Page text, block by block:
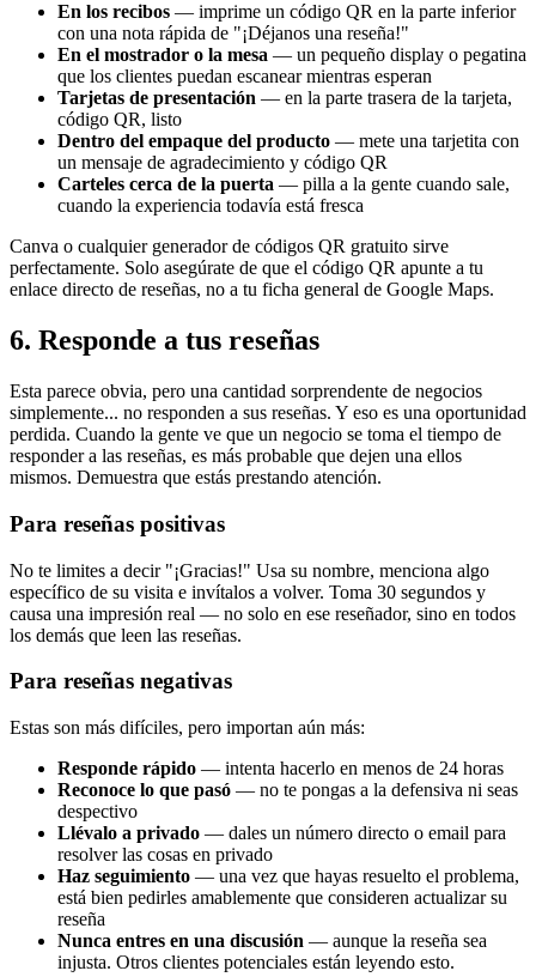
En los recibos — imprime un código QR en la parte inferior
con una nota rápida de "¡Déjanos una reseña!"
En el mostrador o la mesa — un pequeño display o pegatina
que los clientes puedan escanear mientras esperan
Tarjetas de presentación — en la parte trasera de la tarjeta,
código QR, listo
Dentro del empaque del producto — mete una tarjetita con
un mensaje de agradecimiento y código QR
Carteles cerca de la puerta — pilla a la gente cuando sale,
cuando la experiencia todavía está fresca
Canva o cualquier generador de códigos QR gratuito sirve
perfectamente. Solo asegúrate de que el código QR apunte a tu
enlace directo de reseñas, no a tu ficha general de Google Maps.
6. Responde a tus reseñas
Esta parece obvia, pero una cantidad sorprendente de negocios
simplemente... no responden a sus reseñas. Y eso es una oportunidad
perdida. Cuando la gente ve que un negocio se toma el tiempo de
responder a las reseñas, es más probable que dejen una ellos
mismos. Demuestra que estás prestando atención.
Para reseñas positivas
No te limites a decir "¡Gracias!" Usa su nombre, menciona algo
específico de su visita e invítalos a volver. Toma 30 segundos y
causa una impresión real — no solo en ese reseñador, sino en todos
los demás que leen las reseñas.
Para reseñas negativas
Estas son más difíciles, pero importan aún más:
Responde rápido — intenta hacerlo en menos de 24 horas
Reconoce lo que pasó — no te pongas a la defensiva ni seas
despectivo
Llévalo a privado — dales un número directo o email para
resolver las cosas en privado
Haz seguimiento — una vez que hayas resuelto el problema,
está bien pedirles amablemente que consideren actualizar su
reseña
Nunca entres en una discusión — aunque la reseña sea
injusta. Otros clientes potenciales están leyendo esto.